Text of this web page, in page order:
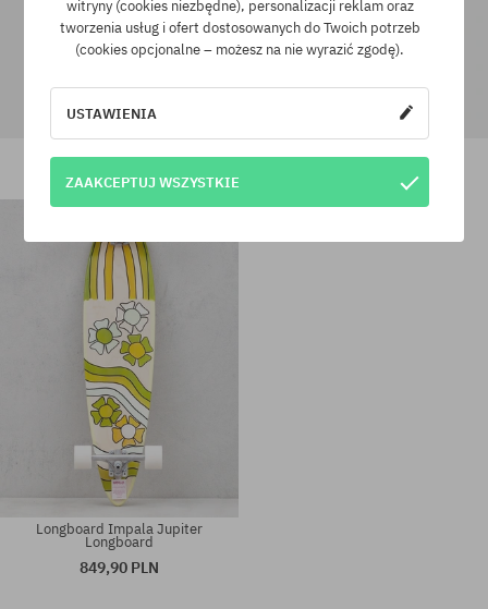
Dostępne rozmiary:
839,90 PLN 629,90 PLN
Longboard Impala Jupiter
Longboard
849,90 PLN
witryny (cookies niezbędne), personalizacji reklam oraz
tworzenia usług i ofert dostosowanych do Twoich potrzeb
(cookies opcjonalne – możesz na nie wyrazić zgodę).
USTAWIENIA
ZAAKCEPTUJ WSZYSTKIE